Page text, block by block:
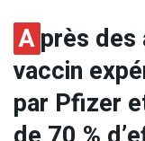
Après des
vaccin
par Pfizer